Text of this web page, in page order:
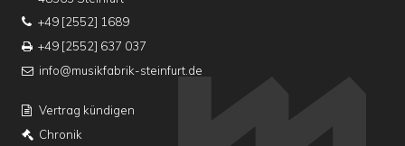
+49 [2552] 1689
+49 [2552] 637 037
info@musikfabrik-steinfurt.de
Vertrag kündigen
Chronik